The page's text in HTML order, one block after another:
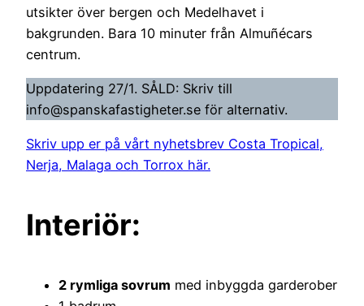
utsikter över bergen och Medelhavet i
bakgrunden. Bara 10 minuter från Almuñécars
centrum.
Uppdatering 27/1. SÅLD: Skriv till
info@spanskafastigheter.se för alternativ.
Skriv upp er på vårt nyhetsbrev Costa Tropical,
Nerja, Malaga och Torrox här.
Interiör:
2 rymliga sovrum med inbyggda garderober